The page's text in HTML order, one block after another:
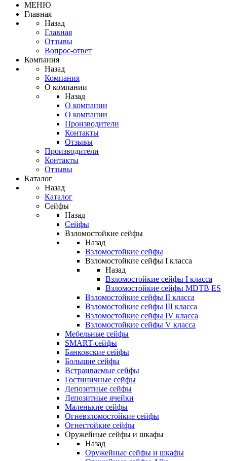
МЕНЮ
Главная
Назад
Главная
Отзывы
Вопрос-ответ
Компания
Назад
Компания
О компании
Назад
О компании
О компании
Производители
Контакты
Отзывы
Производители
Контакты
Отзывы
Каталог
Назад
Каталог
Сейфы
Назад
Сейфы
Взломостойкие сейфы
Назад
Взломостойкие сейфы
Взломостойкие сейфы I класса
Назад
Взломостойкие сейфы I класса
Взломостойкие сейфы MDTB ES
Взломостойкие сейфы II класса
Взломостойкие сейфы III класса
Взломостойкие сейфы IV класса
Взломостойкие сейфы V класса
Мебельные сейфы
SMART-сейфы
Банковские сейфы
Большие сейфы
Встраиваемые сейфы
Гостиничные сейфы
Депозитные сейфы
Депозитные ячейки
Маленькие сейфы
Огневзломостойкие сейфы
Огнестойкие сейфы
Оружейные сейфы и шкафы
Назад
Оружейные сейфы и шкафы